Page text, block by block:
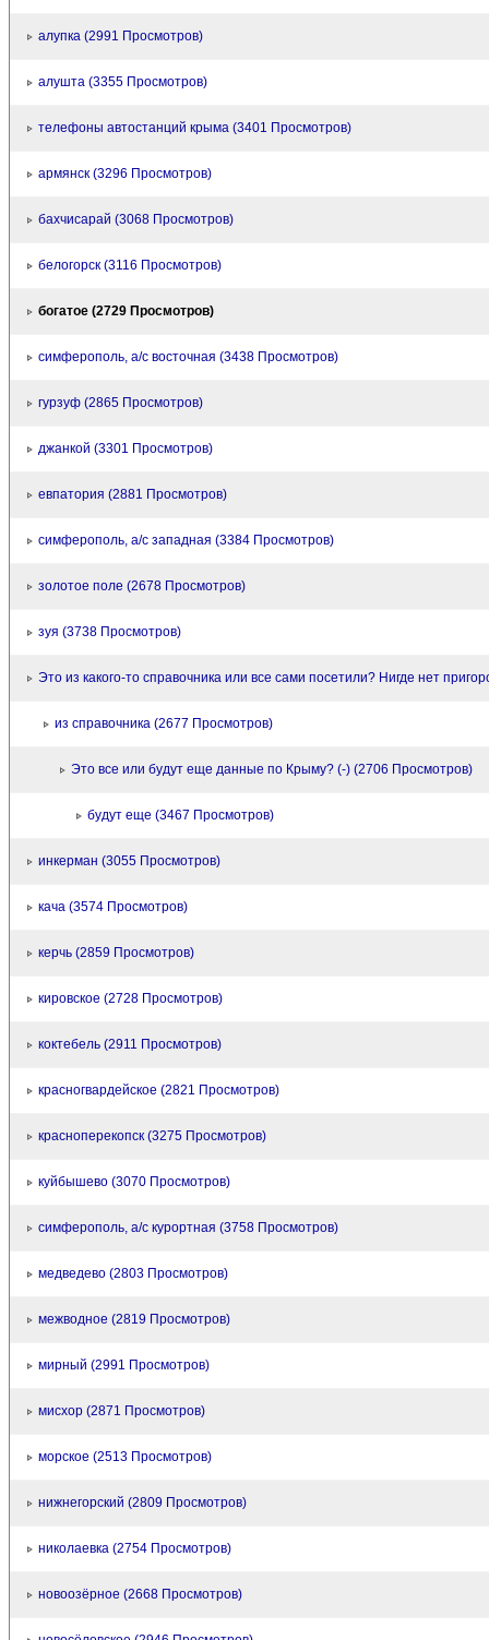
алупка (2991 Просмотров)
алушта (3355 Просмотров)
телефоны автостанций крыма (3401 Просмотров)
армянск (3296 Просмотров)
бахчисарай (3068 Просмотров)
белогорск (3116 Просмотров)
богатое (2729 Просмотров)
симферополь, а/с восточная (3438 Просмотров)
гурзуф (2865 Просмотров)
джанкой (3301 Просмотров)
евпатория (2881 Просмотров)
симферополь, а/с западная (3384 Просмотров)
золотое поле (2678 Просмотров)
зуя (3738 Просмотров)
Это из какого-то справочника или все сами посетили? Нигде нет
из справочника (2677 Просмотров)
Это все или будут еще данные по Крыму? (-) (2706 Просмотров)
будут еще (3467 Просмотров)
инкерман (3055 Просмотров)
кача (3574 Просмотров)
керчь (2859 Просмотров)
кировское (2728 Просмотров)
коктебель (2911 Просмотров)
красногвардейское (2821 Просмотров)
красноперекопск (3275 Просмотров)
куйбышево (3070 Просмотров)
симферополь, а/с курортная (3758 Просмотров)
медведево (2803 Просмотров)
межводное (2819 Просмотров)
мирный (2991 Просмотров)
мисхор (2871 Просмотров)
морское (2513 Просмотров)
нижнегорский (2809 Просмотров)
николаевка (2754 Просмотров)
новоозёрное (2668 Просмотров)